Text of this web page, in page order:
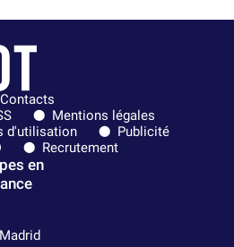
Contacts
Mentions légales
d'utilisation
Publicité
Recrutement
en